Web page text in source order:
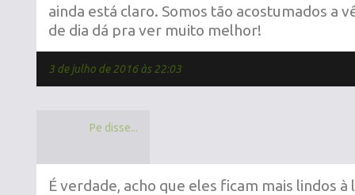
ainda está claro. Somos tão acostumados a
de dia dá pra ver muito melhor!
3 de julho de 2016 às 22:03
Pe disse...
É verdade, acho que eles ficam mais lindos